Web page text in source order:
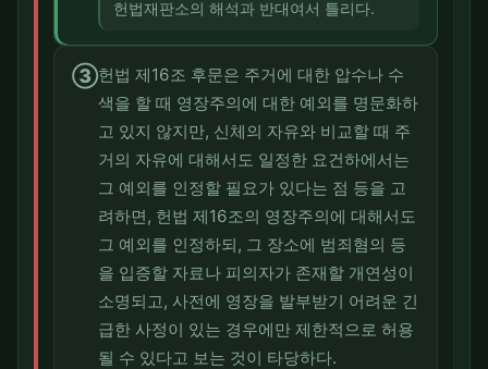
헌법재판소의 해석과 반대여서 틀리다.
③헌법 제16조 후문은 주거에 대한 압수나 수
색을 할 때 영장주의에 대한 예외를 명문화하
고 있지 않지만, 신체의 자유와 비교할 때 주
거의 자유에 대해서도 일정한 요건하에서는
그 예외를 인정할 필요가 있다는 점 등을 고
려하면, 헌법 제16조의 영장주의에 대해서도
그 예외를 인정하되, 그 장소에 범죄혐의 등
을 입증할 자료나 피의자가 존재할 개연성이
소명되고, 사전에 영장을 발부받기 어려운 긴
급한 사정이 있는 경우에만 제한적으로 허용
될 수 있다고 보는 것이 타당하다.